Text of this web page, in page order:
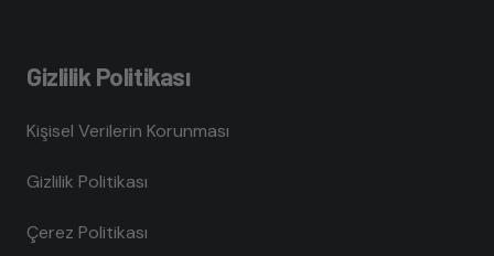
Gizlilik Politikası
Kişisel Verilerin Korunması
Gizlilik Politikası
Çerez Politikası